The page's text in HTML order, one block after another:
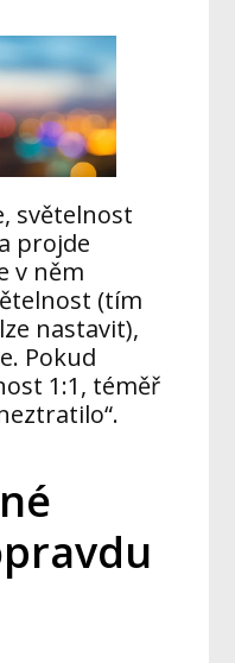
světelnost
projde
v něm
(tím
nastavit),
Pokud
1:1, téměř